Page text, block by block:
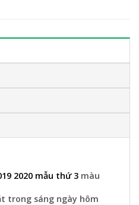
2020 mẫu thứ 3 màu
trong sáng ngày hôm